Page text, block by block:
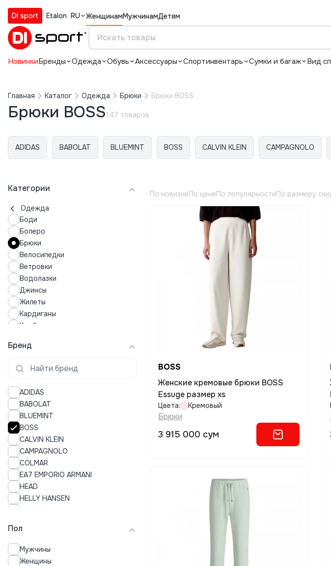
DI sport Etalon RU ЖенщинамМужчинамДетям
НовинкиБренды Одежда Обувь Аксессуары Спортинвентарь Сумки и багаж Вид
Главная Каталог Одежда Брюки Брюки BOSS
Брюки BOSS147 товаров
ADIDAS BABOLAT BLUEMINT BOSS CALVIN KLEIN CAMPAGNOLO
Категории
Одежда
Боди
Болеро
Брюки
Велосипедки
Ветровки
Водолазки
Джинсы
Жилеты
Кардиганы
Комбинезоны
Купальники
Куртки
Лонгсливы
Лосины
Майки
Нижнее белье
Пальто
Пижамы
Плавки
Платья
Поло
Пуховики
Свитера
Спортивные костюмы
Термобелье
Бренд
ADIDAS
BABOLAT
BLUEMINT
BOSS
CALVIN KLEIN
CAMPAGNOLO
COLMAR
EA7 EMPORIO ARMANI
HEAD
HELLY HANSEN
NIKE
ON Running
PUMA
Пол
Мужчины
Женщины
По новизнеПо ценеПо популярностиПо размеру
BOSS
Женские кремовые брюки BOSS
Essuge размер xs
Цвета: Кремовый
Брюки
3 915 000 сум